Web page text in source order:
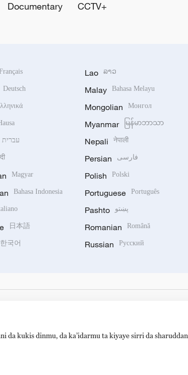
Documentary CCTV+
Deutsch
עברית
Magyar
Bahasa Indonesia
日本語
한국어
Lao ລາວ
Malay Bahasa Melayu
Mongolian Монгол
Myanmar မြန်မာဘာသာ
Nepali नेपाली
Persian فارسی
Polish Polski
Portuguese Português
Pashto پښتو
Romanian Română
Russian Русский
da kukis dinmu, da ka’idarmu ta kiyaye sirri da sharuddan